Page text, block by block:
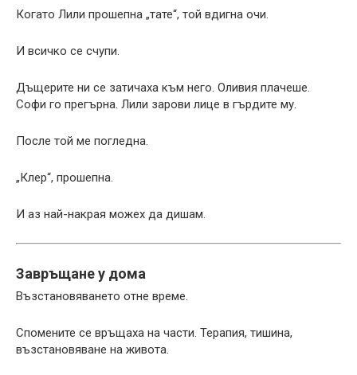
Когато Лили прошепна „тате“, той вдигна очи.
И всичко се счупи.
Дъщерите ни се затичаха към него. Оливия плачеше.
Софи го прегърна. Лили зарови лице в гърдите му.
После той ме погледна.
„Клер“, прошепна.
И аз най-накрая можех да дишам.
Завръщане у дома
Възстановяването отне време.
Спомените се връщаха на части. Терапия, тишина,
възстановяване на живота.